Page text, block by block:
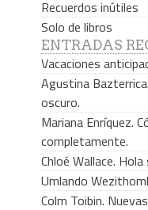
Recuerdos inútiles
Solo de libros
ENTRADAS
Vacaciones
Agustina
oscuro.
Mariana Enríquez.
completamente.
Chloé Wallace.
Umlando
Colm Toibin.